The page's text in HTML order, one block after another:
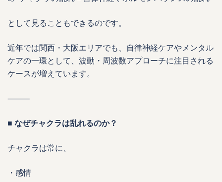
として見ることもできるのです。
近年では関西・大阪エリアでも、自律神経ケアやメンタル
ケアの一環として、波動・周波数アプローチに注目される
ケースが増えています。
⸻
■ なぜチャクラは乱れるのか？
チャクラは常に、
・感情